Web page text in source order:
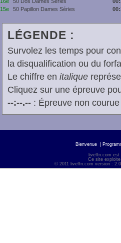
15e
50 Papillon Dames Séries
LÉGENDE :
Survolez les temps pour
la disqualification ou du
Le chiffre en italique
Cliquez sur une épreuve
--:--.--: Épreuve non
Bienvenue
liveffn.com est
Ce site
© 2011 liveffn.com version :